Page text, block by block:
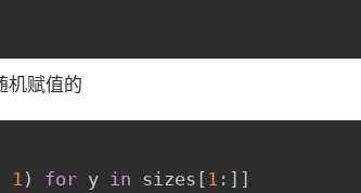
机赋值的
1 ) for y in sizes [ 1 : ] ]